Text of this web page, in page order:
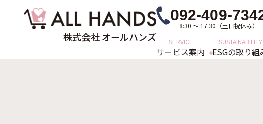
株式会社 オールハンズ
092-409-
8:30 ～ 17:30（土日祝休み）
サービス案内
SERVICE
ESGの取り組
SUSTAINABILITY